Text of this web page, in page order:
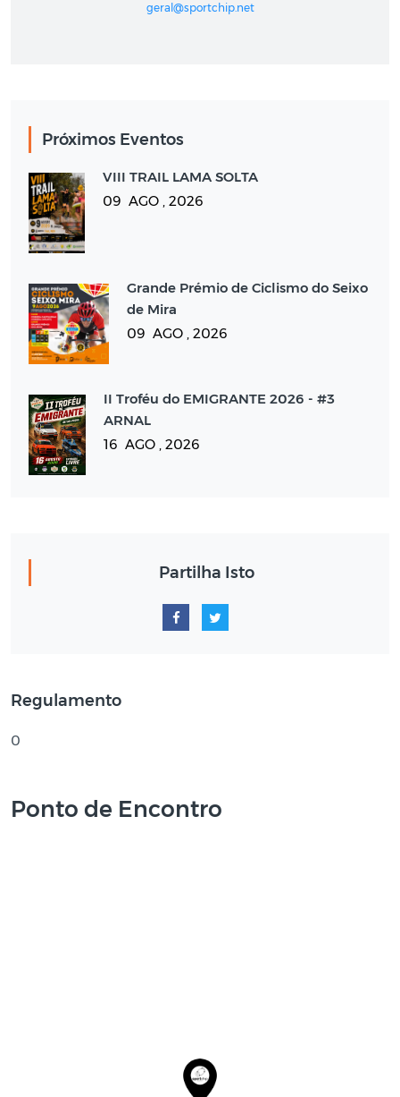
geral@sportchip.net
Próximos Eventos
VIII TRAIL LAMA SOLTA
09 AGO , 2026
Grande Prémio de Ciclismo do Seixo
de Mira
09 AGO , 2026
II Troféu do EMIGRANTE 2026 - #3
ARNAL
16 AGO , 2026
Partilha Isto
Regulamento
0
Ponto de Encontro